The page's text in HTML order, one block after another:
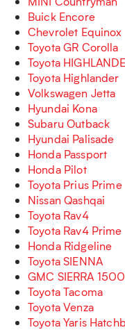
Buick Encore
Chevrolet Equinox
Toyota GR Corolla
Toyota
Toyota Highlander
Volkswagen Jetta
Hyundai Kona
Subaru Outback
Hyundai Palisade
Honda Passport
Honda Pilot
Toyota Prius Prime
Nissan Qashqai
Toyota Rav4
Toyota Rav4 Prime
Honda Ridgeline
Toyota SIENNA
GMC SIERRA 1500
Toyota Tacoma
Toyota Venza
Toyota Yaris